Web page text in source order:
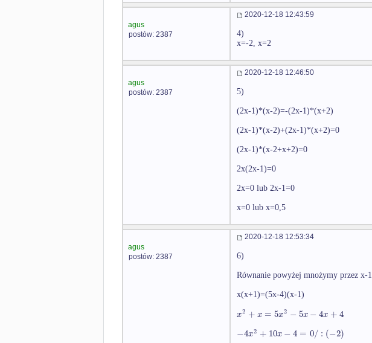
agus
postów: 2387
2020-12-18 12:43:59
4)
x=-2, x=2
agus
postów: 2387
2020-12-18 12:46:50
5)
(2x-1)*(x-2)=-(2x-1)*(x+2)
(2x-1)*(x-2)+(2x-1)*(x+2)=0
(2x-1)*(x-2+x+2)=0
2x(2x-1)=0
2x=0 lub 2x-1=0
x=0 lub x=0,5
agus
postów: 2387
2020-12-18 12:53:34
6)
Równanie powyżej mnożymy przez x-1
x(x+1)=(5x-4)(x-1)
x2 +x = 5x2 − 5x− 4x +4
−4x2 + 10x − 4 = 0/ : (−2)